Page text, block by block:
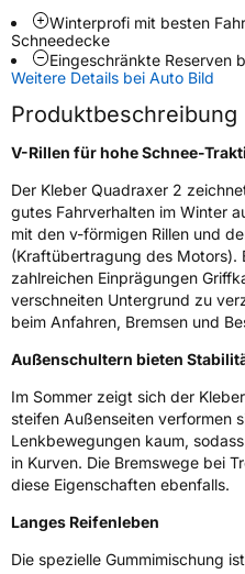
Weitere Eigenschaften
SchlauchtypTL
ZustandNeureifen
M+SJa
EU Label
EffizienzD
NasshaftungC
Rollgeräusch (Klasse)B
Rollgeräusch (dB)69
FahrzeugklasseC1
3PMSF /
Winterprofi mit besten
Schneedecke
Eingeschränkte Reserven
Weitere Details bei Auto Bild
Produktbeschreibung
V-Rillen für hohe Schnee-
Der Kleber Quadraxer 2
gutes Fahrverhalten im Winter
mit den v-förmigen Rillen und
(Kraftübertragung des Motors).
zahlreichen Einprägungen
verschneiten Untergrund zu
beim Anfahren, Bremsen und
Außenschultern bieten
Im Sommer zeigt sich der
steifen Außenseiten verformen
Lenkbewegungen kaum,
in Kurven. Die Bremswege bei
diese Eigenschaften ebenfalls.
Langes Reifenleben
Die spezielle Gummimischung